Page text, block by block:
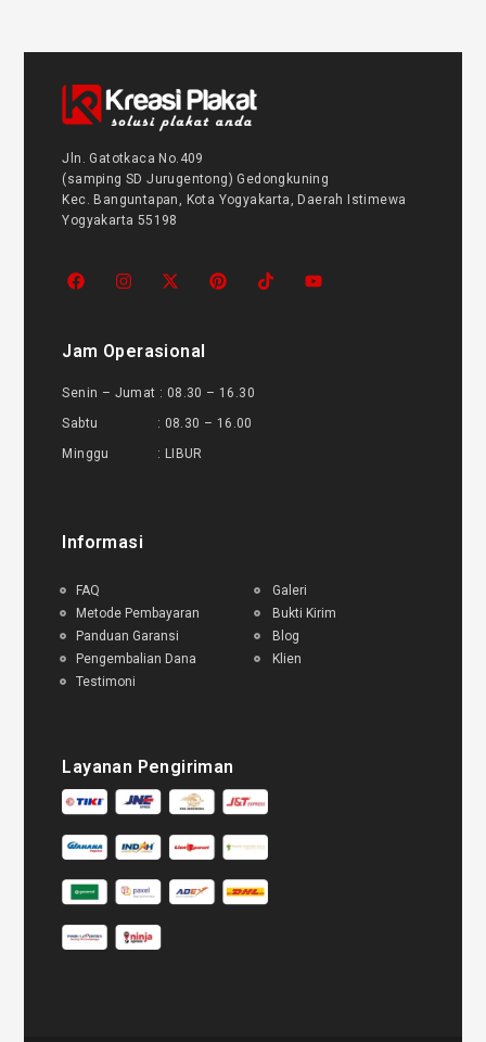
Jln. Gatotkaca No.409
(samping SD Jurugentong) Gedongkuning
Kec. Banguntapan, Kota Yogyakarta, Daerah Istimewa
Yogyakarta 55198
Jam Operasional
Senin – Jumat : 08.30 – 16.30
Sabtu : 08.30 – 16.00
Minggu : LIBUR
Informasi
FAQ
Metode Pembayaran
Panduan Garansi
Pengembalian Dana
Testimoni
Galeri
Bukti Kirim
Blog
Klien
Layanan Pengiriman